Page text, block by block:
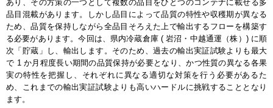
あり、その方策の一つとして複数の品目をひとつのコンテナに載せる多
品目混載があります。しかし品目によって品質の特性や収穫期が異なる
ため、品質を保持しながら全品目そろえた上で輸出するフローを構築す
る必要があります。今回は、県内冷蔵倉庫 ( 岩沼・中越通運（株）) に順
次「貯蔵」し、輸出します。そのため、過去の輸出実証試験よりも最大
で 1 か月程度長い期間の品質保持が必要となり、かつ性質の異なる各果
実の特性を把握し、それぞれに異なる適切な対策を行う必要があるた
め、これまでの輸出実証試験よりも高いハードルに挑戦することとなり
ます。